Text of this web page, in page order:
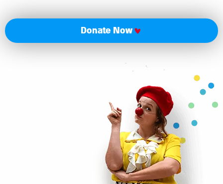
Donate Now